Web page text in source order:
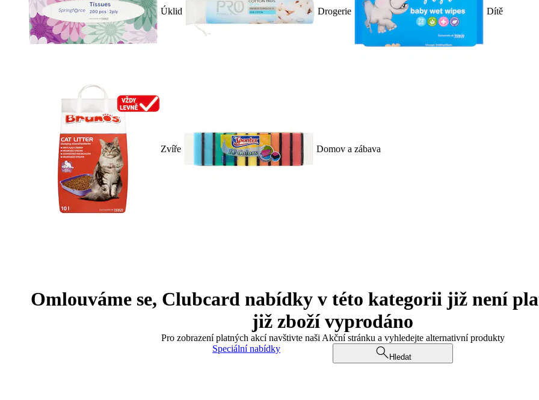
Úklid Drogerie Dítě
Zvíře Domov a zábava
Omlouváme se, Clubcard nabídky v této kategorii již není
již zboží vyprodáno
Pro zobrazení platných akcí navštivte naši Akční stránku a vyhledejte alternativní produkty
Speciální nabídky
Hledat